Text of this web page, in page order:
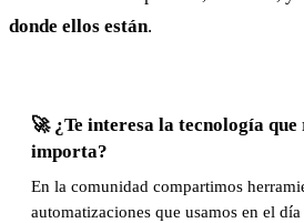
donde ellos están.
🚀 ¿Te interesa la tecnología que
importa?
En la comunidad compartimos
automatizaciones que usamos en el